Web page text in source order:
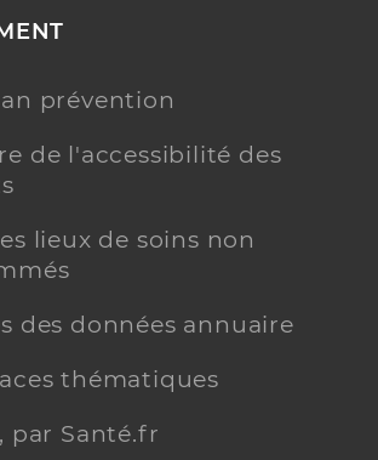
prévention
de l'accessibilité des
lieux de soins non
des données annuaire
thématiques
par Santé.fr